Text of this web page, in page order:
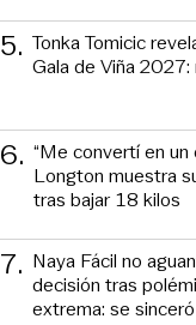
5. Tonka Tomicic
Gala de Viña
6. “Me convertí en
Longton muestra
tras bajar 18 kilos
7. Naya Fácil no
decisión tras
extrema: se